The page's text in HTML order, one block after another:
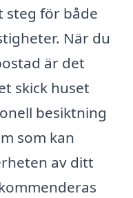
steg för både
När du
är det
skick huset
besiktning
som kan
av ditt